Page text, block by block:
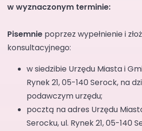
w wyznaczonym terminie:
Pisemnie poprzez wypełnienie i
konsultacyjnego:
w siedzibie Urzędu Miasta i
Rynek 21, 05-140 Serock, na
podawczym urzędu;
pocztą na adres Urzędu
Serocku, ul. Rynek 21, 05-140